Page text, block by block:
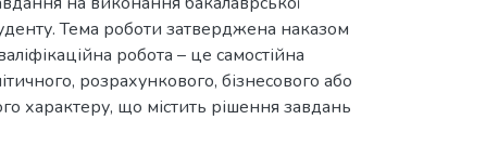
Тема роботи затверджена наказом
робота – це самостійна
розрахункового, бізнесового або
характеру, що містить рішення завдань